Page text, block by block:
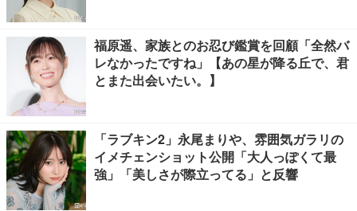
福原遥、家族とのお忍び鑑賞を回顧「全然バ
レなかったですね」【あの星が降る丘で、君
とまた出会いたい。】
「ラブキン2」永尾まりや、雰囲気ガラリの
イメチェンショット公開「大人っぽくて最
強」「美しさが際立ってる」と反響